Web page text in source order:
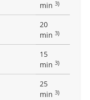
min 3)
20
min 3)
15
min 3)
25
min 3)